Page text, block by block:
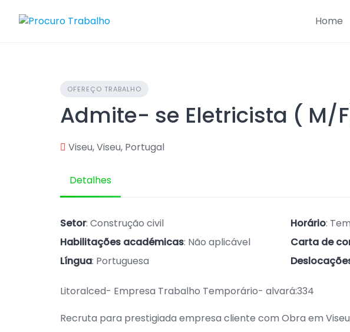
Home
OFEREÇO TRABALHO
Admite- se Eletricista ( M/
Viseu, Viseu, Portugal
Detalhes
Setor: Construção civil Horário:
Habilitações académicas: Não aplicável Carta de
Língua: Portuguesa
Litoralced- Empresa Trabalho Temporário- alvará:334
Recruta para prestigiada empresa cliente com Obra em